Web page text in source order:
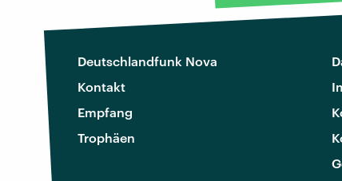
Deutschlandfunk Nova
Kontakt
Empfang
Trophäen